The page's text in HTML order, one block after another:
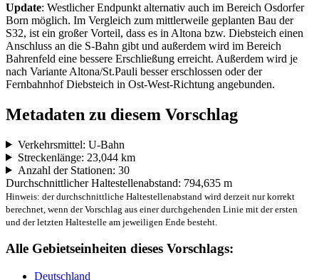
Update: Westlicher Endpunkt alternativ auch im Bereich Osdorfer
Born möglich. Im Vergleich zum mittlerweile geplanten Bau der
S32, ist ein großer Vorteil, dass es in Altona bzw. Diebsteich einen
Anschluss an die S-Bahn gibt und außerdem wird im Bereich
Bahrenfeld eine bessere Erschließung erreicht. Außerdem wird je
nach Variante Altona/St.Pauli besser erschlossen oder der
Fernbahnhof Diebsteich in Ost-West-Richtung angebunden.
Metadaten zu diesem Vorschlag
Verkehrsmittel: U-Bahn
Streckenlänge: 23,044 km
Anzahl der Stationen: 30
Durchschnittlicher Haltestellenabstand: 794,635 m
Hinweis: der durchschnittliche Haltestellenabstand wird derzeit nur korrekt
berechnet, wenn der Vorschlag aus einer durchgehenden Linie mit der ersten
und der letzten Haltestelle am jeweiligen Ende besteht.
Alle Gebietseinheiten dieses Vorschlags:
Deutschland